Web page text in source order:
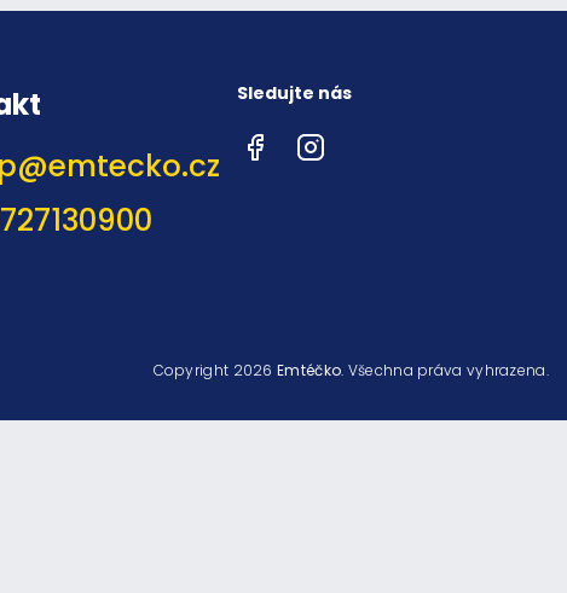
@emtecko.cz
Sledujte nás
FacebookInstagram
Copyright 2026Emtéčko. Všechna práva vyhrazena.